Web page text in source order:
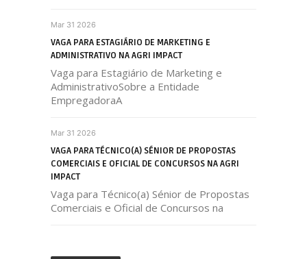
Mar 31 2026
VAGA PARA ESTAGIÁRIO DE MARKETING E
ADMINISTRATIVO NA AGRI IMPACT
Vaga para Estagiário de Marketing e
AdministrativoSobre a Entidade
EmpregadoraA
Mar 31 2026
VAGA PARA TÉCNICO(A) SÉNIOR DE PROPOSTAS
COMERCIAIS E OFICIAL DE CONCURSOS NA AGRI
IMPACT
Vaga para Técnico(a) Sénior de Propostas
Comerciais e Oficial de Concursos na